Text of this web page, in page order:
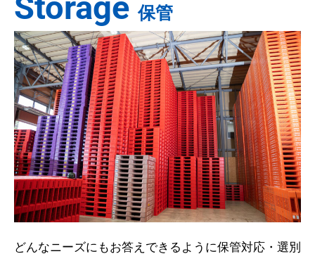
Storage保管
どんなニーズにもお答えできるように保管対応・選別